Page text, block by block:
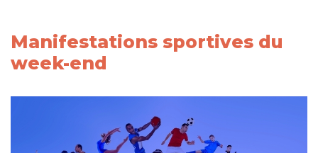
Manifestations sportives du
week-end